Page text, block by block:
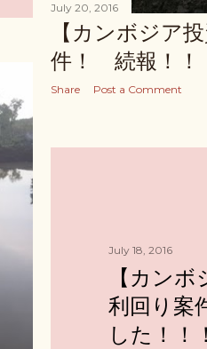
July 20, 2016
【カンボジア
件！ 続報！！
Share Post a Comment
July 18, 2016
【カン
利回り案
した！！！